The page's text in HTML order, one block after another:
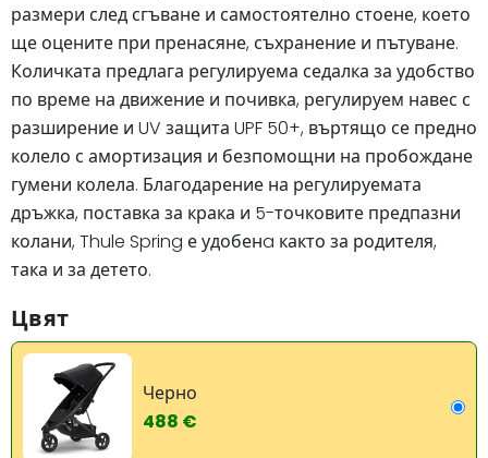
размери след сгъване и самостоятелно стоене, което
ще оцените при пренасяне, съхранение и пътуване.
Количката предлага регулируема седалка за удобство
по време на движение и почивка, регулируем навес с
разширение и UV защита UPF 50+, въртящо се предно
колело с амортизация и безпомощни на пробождане
гумени колела. Благодарение на регулируемата
дръжка, поставка за крака и 5-точковите предпазни
колани, Thule Spring е удобенa както за родителя,
така и за детето.
Цвят
Черно
488 €